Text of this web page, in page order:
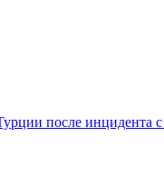
после инцидента